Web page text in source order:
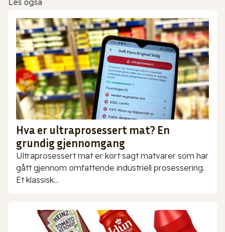
Les også
Hva er ultraprosessert mat? En
grundig gjennomgang
Ultraprosessert mat er kort sagt matvarer som har
gått gjennom omfattende industriell prosessering.
Et klassisk...